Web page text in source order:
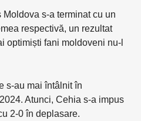
s-a terminat cu un
respectivă, un rezultat
optimiști fani moldoveni nu-l
s-au mai întâlnit în
Atunci, Cehia s-a impus
2-0 în deplasare.